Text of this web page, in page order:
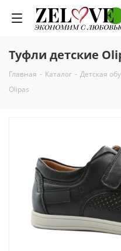
Туфли детские
Главная - Каталог - Детская
Olipas